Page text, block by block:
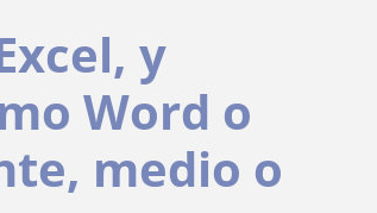
y
Word o
medio o